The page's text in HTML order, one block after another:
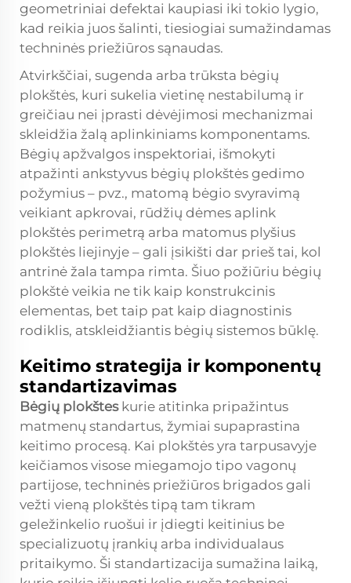
geometriniai defektai kaupiasi iki tokio lygio,
kad reikia juos šalinti, tiesiogiai sumažindamas
techninės priežiūros sąnaudas.
Atvirkščiai, sugenda arba trūksta bėgių
plokštės, kuri sukelia vietinę nestabilumą ir
greičiau nei įprasti dėvėjimosi mechanizmai
skleidžia žalą aplinkiniams komponentams.
Bėgių apžvalgos inspektoriai, išmokyti
atpažinti ankstyvus bėgių plokštės gedimo
požymius – pvz., matomą bėgio svyravimą
veikiant apkrovai, rūdžių dėmes aplink
plokštės perimetrą arba matomus plyšius
plokštės liejinyje – gali įsikišti dar prieš tai, kol
antrinė žala tampa rimta. Šiuo požiūriu bėgių
plokštė veikia ne tik kaip konstrukcinis
elementas, bet taip pat kaip diagnostinis
rodiklis, atskleidžiantis bėgių sistemos būklę.
Keitimo strategija ir komponentų
standartizavimas
Bėgių plokštes kurie atitinka pripažintus
matmenų standartus, žymiai supaprastina
keitimo procesą. Kai plokštės yra tarpusavyje
keičiamos visose miegamojo tipo vagonų
partijose, techninės priežiūros brigados gali
vežti vieną plokštės tipą tam tikram
geležinkelio ruošui ir įdiegti keitinius be
specializuotų įrankių arba individualaus
pritaikymo. Ši standartizacija sumažina laiką,